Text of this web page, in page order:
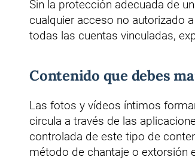
Sin la protección adecuada de un
cualquier acceso no autorizado
todas las cuentas vinculadas,
Contenido que debes
Las fotos y vídeos íntimos
circula a través de las
controlada de este tipo de
método de chantaje o extorsión